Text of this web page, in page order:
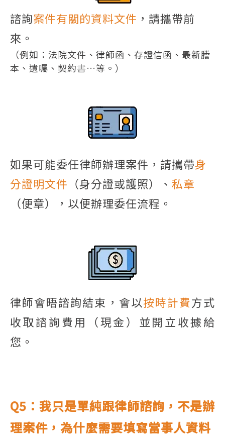
諮詢案件有關的資料文件 ，請攜帶前
來。
（例如：法院文件、律師函、存證信函、最新謄
本、遺囑、契約書…等。）
如果可能委任律師辦理案件，請攜帶身
分證明文件 （身分證或護照）、 私章
（便章），以便辦理委任流程。
律師會晤諮詢結束，會以按時計費方式
收取諮詢費用（現金）並開立收據給
您。
Q5 ：我只是單純跟律師諮詢，不是辦
理案件，為什麼需要填寫當事人資料